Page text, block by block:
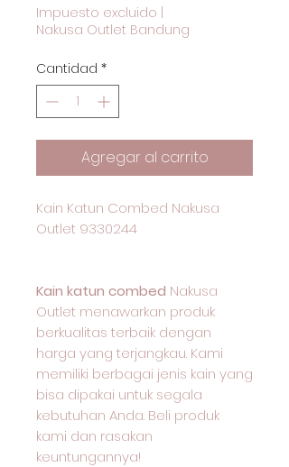
Impuesto excluido
Nakusa Outlet Bandung
Cantidad *
Agregar al carrito
Kain Katun Combed Nakusa
Outlet 9330244
Kain katun combed Nakusa
Outlet menawarkan produk
berkualitas terbaik dengan
harga yang terjangkau. Kami
memiliki berbagai jenis kain yang
bisa dipakai untuk segala
kebutuhan Anda. Beli produk
kami dan rasakan
keuntungannya!